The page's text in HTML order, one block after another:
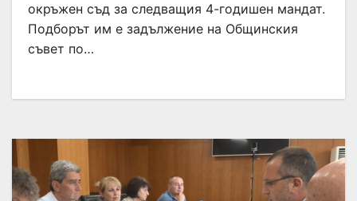
окръжен съд за следващия 4-годишен мандат.
Подборът им е задължение на Общинския
съвет по…